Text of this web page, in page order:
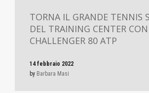
TORNA IL GRANDE TENNIS
DEL TRAINING CENTER
CHALLENGER 80 ATP
14 febbraio 2022
by Barbara Masi